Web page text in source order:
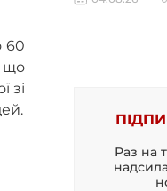
60
що
зі
Раз на